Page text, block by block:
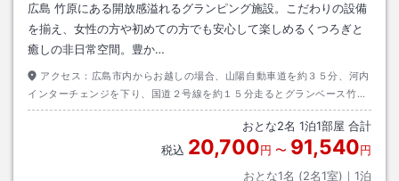
広島 竹原にある開放感溢れるグランピング施設。こだわりの設備
を揃え、女性の方や初めての方でも安心して楽しめるくつろぎと
癒しの非日常空間。豊か…
アクセス： 広島市内からお越しの場合、山陽自動車道を約３５分、河内
インターチェンジを下り、国道２号線を約１５分走るとグランベース竹原
に到着します。
おとな2名 1泊1部屋 合計
税込 20,700円 〜 91,540円
おとな1名 (2名1室)｜ 1泊